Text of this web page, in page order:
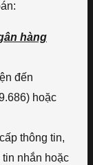
hàng
đến
hoặc
thông tin,
nhắn hoặc